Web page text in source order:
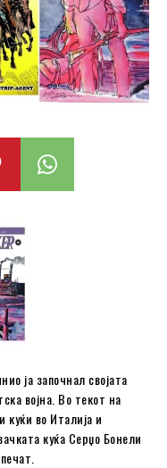
ја започнал својата
војна. Во текот на
во Италија и
куќа Серџо Бонели